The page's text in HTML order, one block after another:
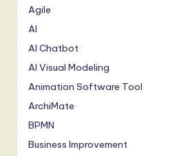
Agile
AI
AI Chatbot
AI Visual Modeling
Animation Software Tool
ArchiMate
BPMN
Business Improvement